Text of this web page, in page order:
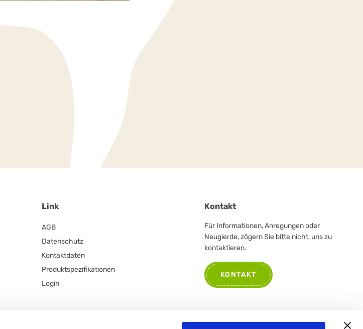
Link
AGB
Datenschutz
Kontaktdaten
Produktspezifikationen
Login
Kontakt
Für Informationen, Anregungen oder
Neugierde, zögern Sie bitte nicht, uns zu
kontaktieren.
KONTAKT